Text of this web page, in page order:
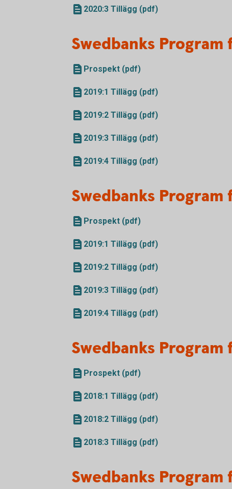
2020:3 Tillägg (pdf)
Swedbanks
Prospekt (pdf)
2019:1 Tillägg (pdf)
2019:2 Tillägg (pdf)
2019:3 Tillägg (pdf)
2019:4 Tillägg (pdf)
Swedbanks
Prospekt (pdf)
2019:1 Tillägg (pdf)
2019:2 Tillägg (pdf)
2019:3 Tillägg (pdf)
2019:4 Tillägg (pdf)
Swedbanks
Prospekt (pdf)
2018:1 Tillägg (pdf)
2018:2 Tillägg (pdf)
2018:3 Tillägg (pdf)
Swedbanks Program